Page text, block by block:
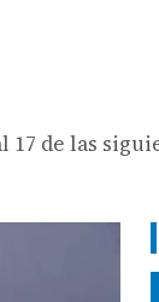
de las